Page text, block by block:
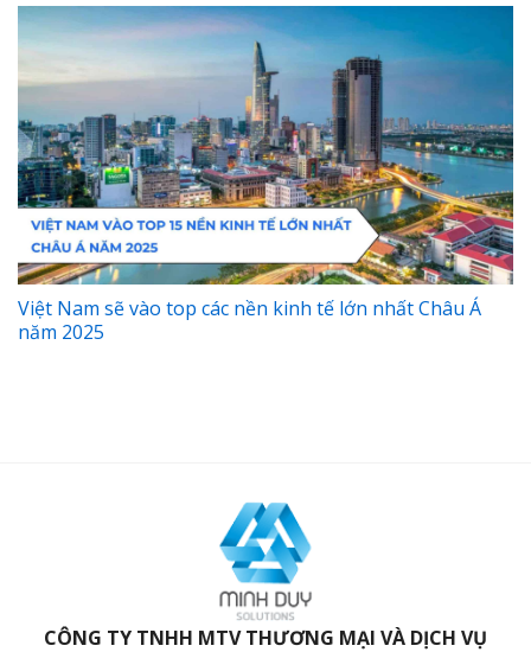
Việt Nam sẽ vào top các nền kinh tế lớn nhất Châu Á
năm 2025
CÔNG TY TNHH MTV THƯƠNG MẠI VÀ DỊCH VỤ